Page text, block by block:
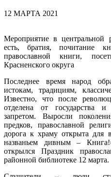
12 МАРТА 2021
Мероприятие в центральной
есть, братия, почитание
православной книги,
Красненского округа
Последнее время народ
истокам, традициям,
Известно, что после
отделена от государства
запретом. Выросли
предков, православной
дорога к храму открыта для
названьем дивным –
открылся Праздник
районной библиотеке 12 марта.